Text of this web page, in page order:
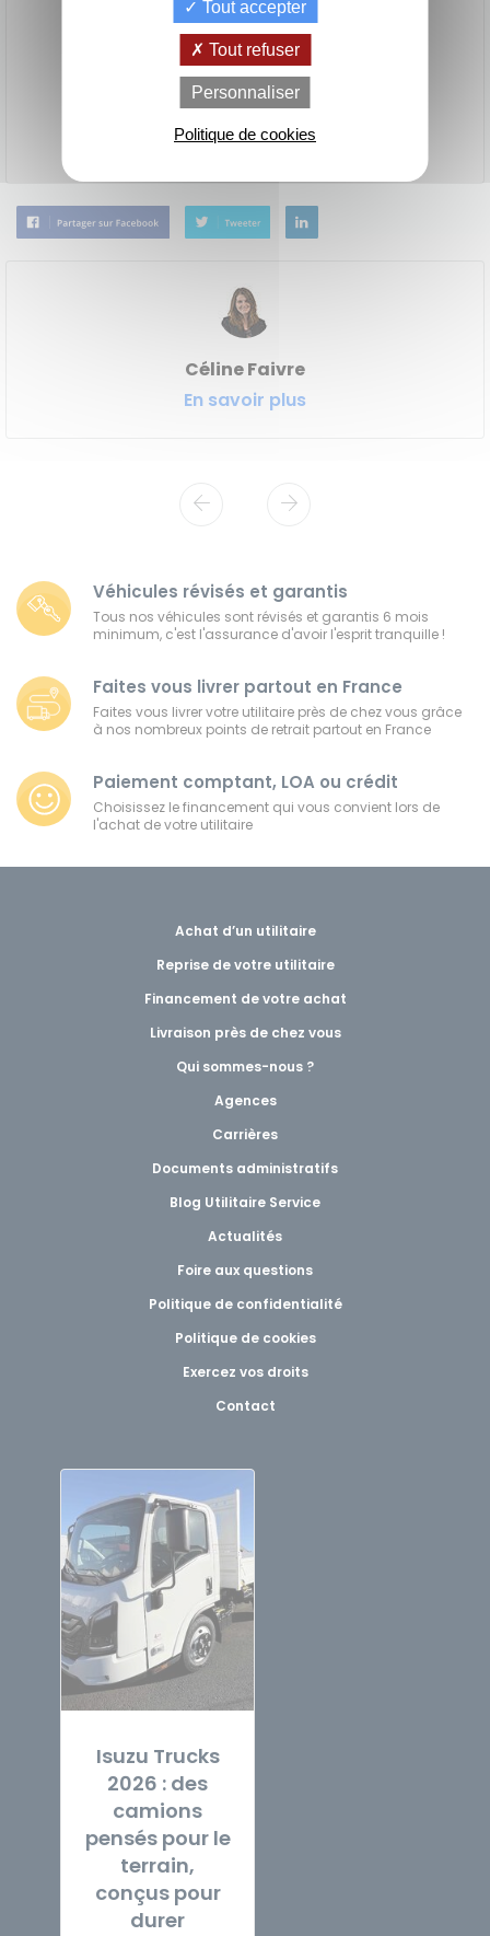
de
votreLe crédit
classique
Consultez nos annonces
Céline Faivre
En savoir plus
Véhicules révisés et garantis
Tous nos véhicules sont révisés et garantis 6 mois
minimum, c'est l'assurance d'avoir l'esprit tranquille !
Faites vous livrer partout en France
Faites vous livrer votre utilitaire près de chez vous grâce
à nos nombreux points de retrait partout en France
Paiement comptant, LOA ou crédit
Choisissez le financement qui vous convient lors de
l'achat de votre utilitaire
Achat d’un utilitaire
Reprise de votre utilitaire
Financement de votre achat
Livraison près de chez vous
Qui sommes-nous ?
Agences
Carrières
Documents administratifs
Blog Utilitaire Service
Actualités
Foire aux questions
Politique de confidentialité
Politique de cookies
Exercez vos droits
Contact
Isuzu Trucks
2026 : des
camions
pensés pour le
terrain,
conçus pour
durer
Tout accepter
Tout refuser
Personnaliser
Politique de cookies